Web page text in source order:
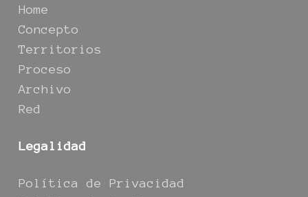
Home
Concepto
Territorios
Proceso
Archivo
Red
Legalidad
Política de Privacidad